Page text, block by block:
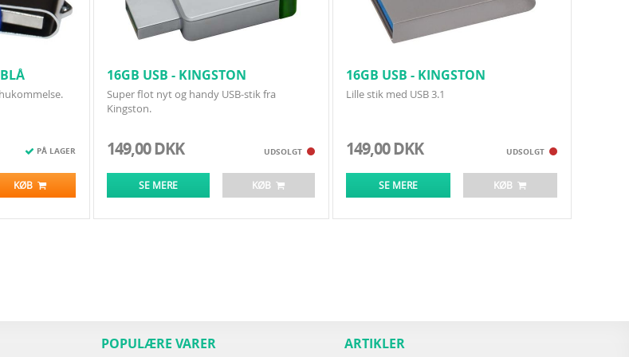
PÅ LAGER
KØB
16GB USB - KINGSTON
DATATRAVELER 50
Super flot nyt og handy USB-stik fra
Kingston.
149,00 DKK UDSOLGT
SE MERE KØB
16GB USB - KINGSTON
DATATRAVELER MICRO 3.1
Lille stik med USB 3.1
149,00 DKK UDSOLGT
SE MERE KØB
POPULÆRE VARER ARTIKLER